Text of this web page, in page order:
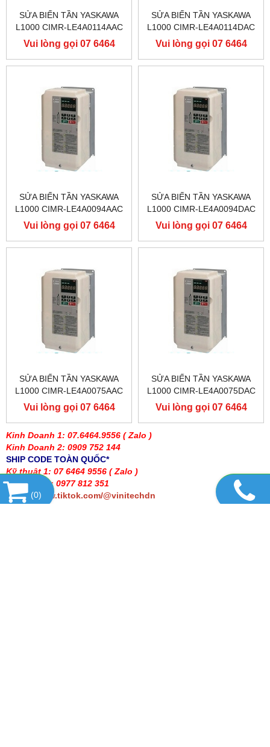
Kinh Doanh 1: 07.6464.9556 ( Zalo )
Kinh Doanh 2: 0909 752 144
SHIP CODE TOÀN QUỐC*
Kỹ thuật 1: 07 6464 9556 ( Zalo )
Kỹ thuật 2 : 0977 812 351
https://www.tiktok.com/@vinitechdn
SỬA BIẾN TẦN YASKAWA
L1000 CIMR-LE4A0114AAC
400V 55KW, BIẾN TẦN
YASKAWA L1000
Vui lòng gọi 07 6464
9556
SỬA BIẾN TẦN YASKAWA
L1000 CIMR-LE4A0114DAC
400V 55KW, BIẾN TẦN
YASKAWA L1000
Vui lòng gọi 07 6464
9556
SỬA BIẾN TẦN YASKAWA
L1000 CIMR-LE4A0094AAC
400V 45KW, BIẾN TẦN
YASKAWA L1000
Vui lòng gọi 07 6464
9556
SỬA BIẾN TẦN YASKAWA
L1000 CIMR-LE4A0094DAC
400V 45KW, BIẾN TẦN
YASKAWA L1000
Vui lòng gọi 07 6464
9556
SỬA BIẾN TẦN YASKAWA
L1000 CIMR-LE4A0075AAC
400V 37KW, BIẾN TẦN
YASKAWA L1000
Vui lòng gọi 07 6464
9556
SỬA BIẾN TẦN YASKAWA
L1000 CIMR-LE4A0075DAC
400V 37KW, BIẾN TẦN
YASKAWA L1000
Vui lòng gọi 07 6464
9556
(0)